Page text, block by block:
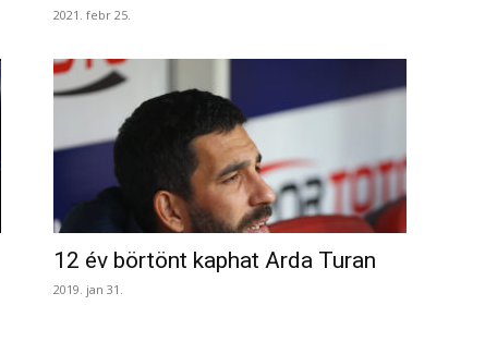
2021. febr 25.
12 év börtönt kaphat Arda Turan
2019. jan 31.